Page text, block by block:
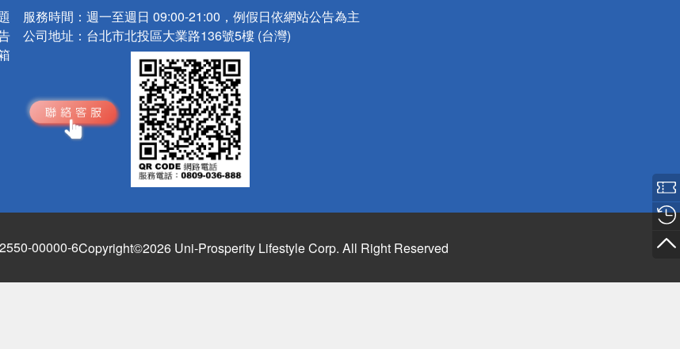
服務時間： 週一至週日 09:00-21:00，例假日依網站公告為主
公司地址： 台北市北投區大業路136號5樓 (台灣)
00000-6Copyright©2026 Uni-Prosperity Lifestyle Corp. All Right Reserved